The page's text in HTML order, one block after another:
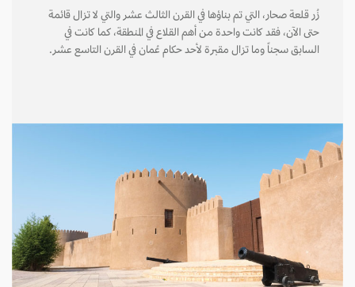
زُر قلعة صحار، التي تم بناؤها في القرن الثالث عشر والتي لا تزال قائمة
حتى الآن، فقد كانت واحدة من أهم القلاع في المنطقة، كما كانت في
السابق سجناً وما تزال مقبرة لأحد حكام عُمان في القرن التاسع عشر.